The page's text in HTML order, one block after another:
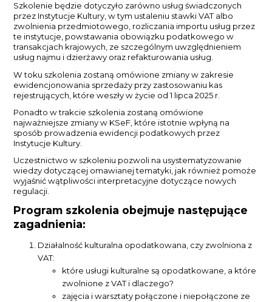
Szkolenie będzie dotyczyło zarówno usług świadczonych
przez Instytucje Kultury, w tym ustaleniu stawki VAT albo
zwolnienia przedmiotowego, rozliczania importu usług przez
te instytucje, powstawania obowiązku podatkowego w
transakcjach krajowych, ze szczególnym uwzględnieniem
usług najmu i dzierżawy oraz refakturowania usług.
W toku szkolenia zostaną omówione zmiany w zakresie
ewidencjonowania sprzedaży przy zastosowaniu kas
rejestrujących, które weszły w życie od 1 lipca 2025 r.
Ponadto w trakcie szkolenia zostaną omówione
najważniejsze zmiany w KSeF, które istotnie wpłyną na
sposób prowadzenia ewidencji podatkowych przez
Instytucje Kultury.
Uczestnictwo w szkoleniu pozwoli na usystematyzowanie
wiedzy dotyczącej omawianej tematyki, jak również pomoże
wyjaśnić wątpliwości interpretacyjne dotyczące nowych
regulacji.
Program szkolenia obejmuje następujące
zagadnienia:
Działalność kulturalna opodatkowana, czy zwolniona z
VAT:
które usługi kulturalne są opodatkowane, a które
zwolnione z VAT i dlaczego?
zajęcia i warsztaty połączone i niepołączone ze